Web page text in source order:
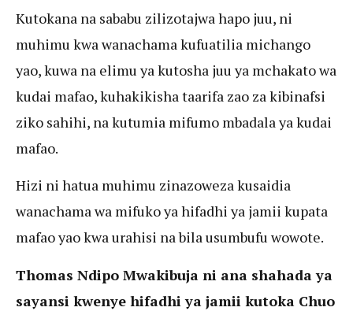
Kutokana na sababu zilizotajwa hapo juu, ni
muhimu kwa wanachama kufuatilia michango
yao, kuwa na elimu ya kutosha juu ya mchakato wa
kudai mafao, kuhakikisha taarifa zao za kibinafsi
ziko sahihi, na kutumia mifumo mbadala ya kudai
mafao.
Hizi ni hatua muhimu zinazoweza kusaidia
wanachama wa mifuko ya hifadhi ya jamii kupata
mafao yao kwa urahisi na bila usumbufu wowote.
Thomas Ndipo Mwakibuja ni ana shahada ya
sayansi kwenye hifadhi ya jamii kutoka Chuo